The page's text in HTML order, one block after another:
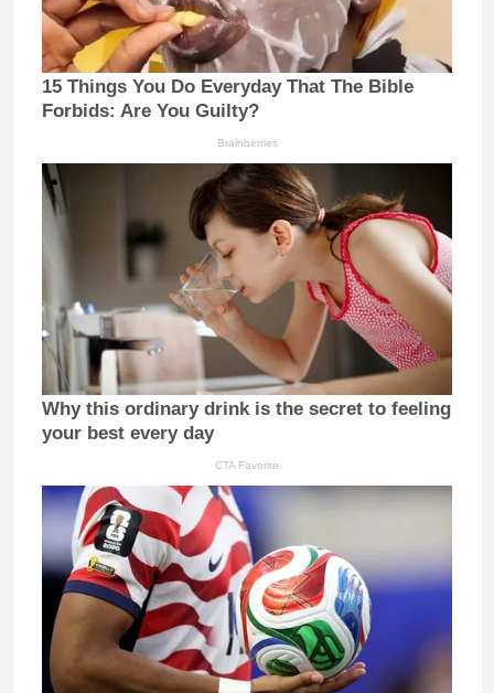
15 Things You Do Everyday That The Bible
Forbids: Are You Guilty?
Brainberries
Why this ordinary drink is the secret to feeling
your best every day
CTA Favorite